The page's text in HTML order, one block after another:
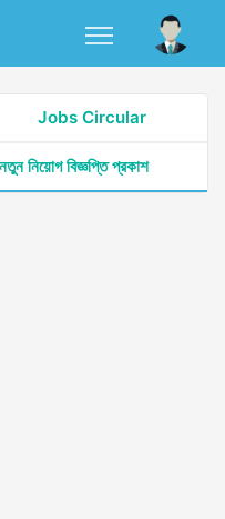
Jobs Circular
নিয়োগ বিজ্ঞপ্তি প্রকাশ